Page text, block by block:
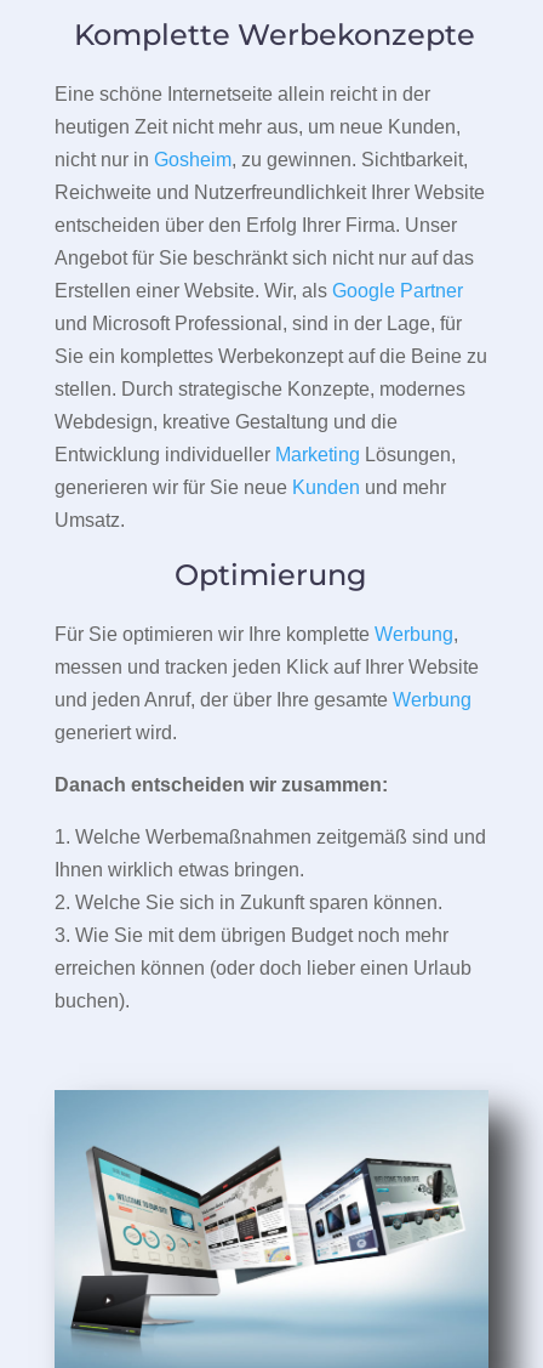
Komplette Werbekonzepte
Eine schöne Internetseite allein reicht in der
heutigen Zeit nicht mehr aus, um neue Kunden,
nicht nur in Gosheim, zu gewinnen. Sichtbarkeit,
Reichweite und Nutzerfreundlichkeit Ihrer Website
entscheiden über den Erfolg Ihrer Firma. Unser
Angebot für Sie beschränkt sich nicht nur auf das
Erstellen einer Website. Wir, als Google Partner
und Microsoft Professional, sind in der Lage, für
Sie ein komplettes Werbekonzept auf die Beine zu
stellen. Durch strategische Konzepte, modernes
Webdesign, kreative Gestaltung und die
Entwicklung individueller Marketing Lösungen,
generieren wir für Sie neue Kunden und mehr
Umsatz.
Optimierung
Für Sie optimieren wir Ihre komplette Werbung,
messen und tracken jeden Klick auf Ihrer Website
und jeden Anruf, der über Ihre gesamte Werbung
generiert wird.
Danach entscheiden wir zusammen:
1. Welche Werbemaßnahmen zeitgemäß sind und
Ihnen wirklich etwas bringen.
2. Welche Sie sich in Zukunft sparen können.
3. Wie Sie mit dem übrigen Budget noch mehr
erreichen können (oder doch lieber einen Urlaub
buchen).